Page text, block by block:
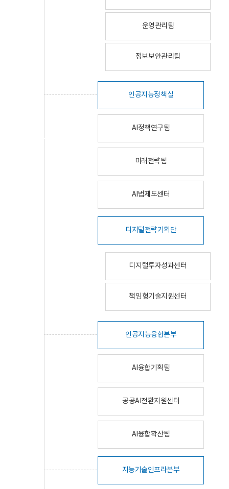
운영관리팀
정보보안관리팀
인공지능정책실
AI정책연구팀
미래전략팀
AI법제도센터
디지털전략기획단
디지털투자성과센터
책임형기술지원센터
인공지능융합본부
AI융합기획팀
공공AI전환지원센터
AI융합확산팀
지능기술인프라본부